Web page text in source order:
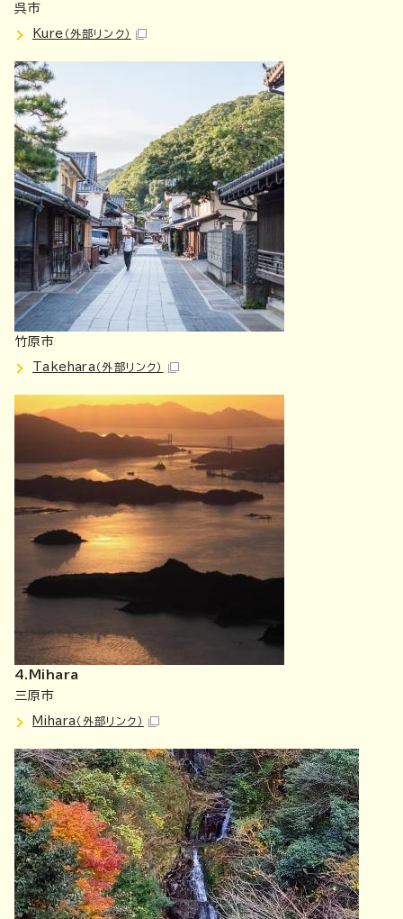
呉市
Kure （外部リンク）
竹原市
Takehara （外部リンク）
4.Mihara
三原市
Mihara （外部リンク）